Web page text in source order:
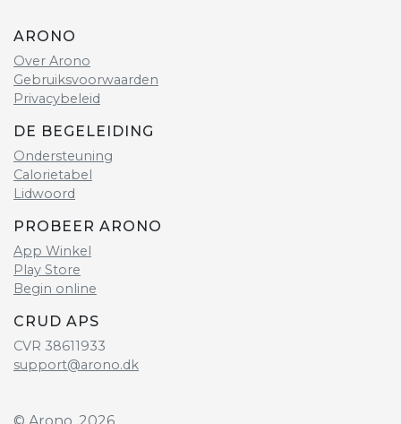
ARONO
Over Arono
Gebruiksvoorwaarden
Privacybeleid
DE BEGELEIDING
Ondersteuning
Calorietabel
Lidwoord
PROBEER ARONO
App Winkel
Play Store
Begin online
CRUD APS
CVR 38611933
support@arono.dk